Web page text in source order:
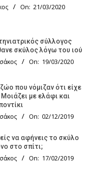
On: 21/03/2020
σύλλογος
σκύλος λόγω του ιού
On: 19/03/2020
που νόμιζαν ότι είχε
με ελάφι και
On: 02/12/2019
να αφήνεις το σκύλο
στο σπίτι;
On: 17/02/2019